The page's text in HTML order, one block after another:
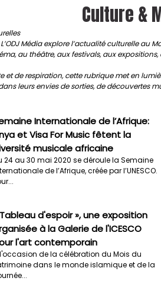
Culture &
Média explore l’actualité culturelle
au théâtre, aux festivals, aux
et de respiration, cette rubrique met en
leurs envies de sorties, de découvertes
Internationale de l’Afrique:
et Visa For Music fêtent la
musicale africaine
24 au 30 mai 2020 se déroule la Semaine
de l’Afrique, créée par l’UNESCO.
d'espoir », une exposition
à la Galerie de l'ICESCO
l'art contemporain
de la célébration du Mois du
dans le monde islamique et de la